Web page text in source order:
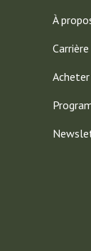
À
Carrière